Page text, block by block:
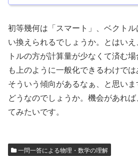
初等幾何は「スマート」、ベクト
い換えられるでしょうか。とはい
トルの方が計算量が少なくて済む
も上のように一般化できるわけで
そういう傾向があるなぁ、と思い
どうなのでしょうか。機会があれ
てみたいです。
一問一答による物理・数学の理解